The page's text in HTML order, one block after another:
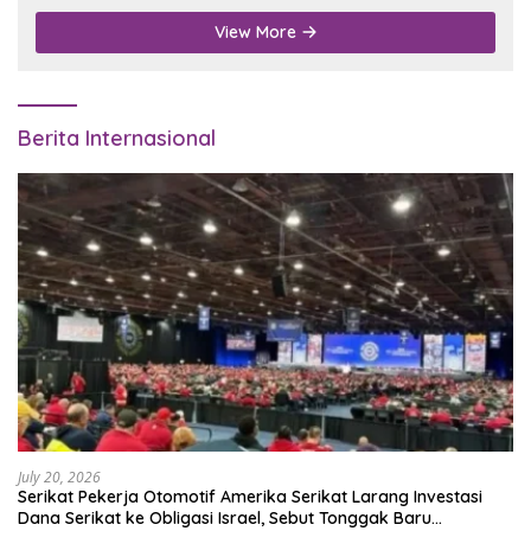
View More
Berita Internasional
July 20, 2026
Serikat Pekerja Otomotif Amerika Serikat Larang Investasi
Dana Serikat ke Obligasi Israel, Sebut Tonggak Baru